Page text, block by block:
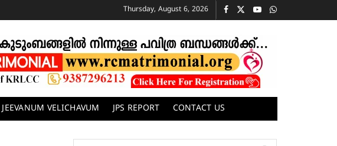
Thursday, August 6, 2026
JEEVANUM VELICHAVUM JPS REPORT CONTACT US